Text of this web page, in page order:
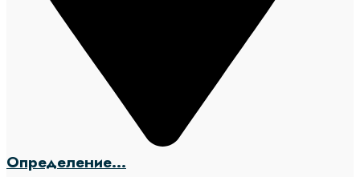
Определение...